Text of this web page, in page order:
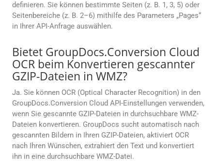
definieren. Sie können bestimmte Seiten (z. B. 1, 3, 5) oder
Seitenbereiche (z. B. 2–6) mithilfe des Parameters „Pages“
in Ihrer API-Anfrage auswählen.
Bietet GroupDocs.Conversion Cloud
OCR beim Konvertieren gescannter
GZIP-Dateien in WMZ?
Ja. Sie können OCR (Optical Character Recognition) in den
GroupDocs.Conversion Cloud API-Einstellungen verwenden,
wenn Sie gescannte GZIP-Dateien in durchsuchbare WMZ-
Dateien konvertieren. GroupDocs sucht automatisch nach
gescannten Bildern in Ihren GZIP-Dateien, aktiviert OCR
nach Ihren Wünschen, extrahiert den Text und konvertiert
ihn in eine durchsuchbare WMZ-Datei.